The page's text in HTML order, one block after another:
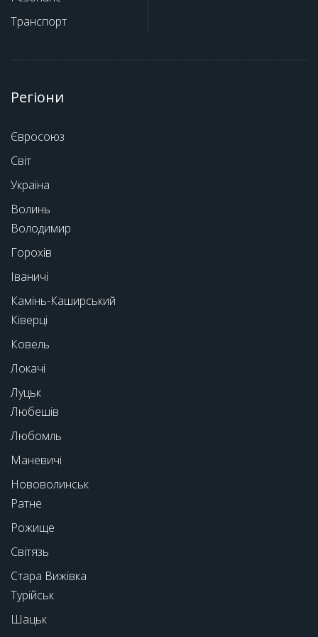
Транспорт
Регіони
Євросоюз
Світ
Україна
Волинь
Володимир
Горохів
Іваничі
Камінь-Каширський
Ківерці
Ковель
Локачі
Луцьк
Любешів
Любомль
Маневичі
Нововолинськ
Ратне
Рожище
Світязь
Стара Вижівка
Турійськ
Шацьк